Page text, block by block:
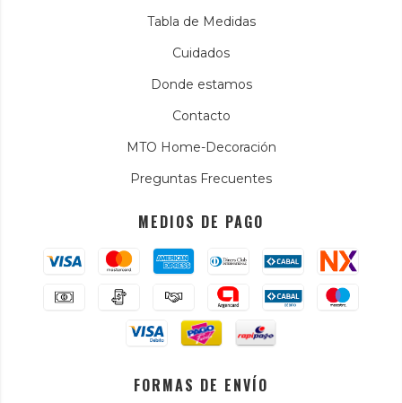
Tabla de Medidas
Cuidados
Donde estamos
Contacto
MTO Home-Decoración
Preguntas Frecuentes
MEDIOS DE PAGO
FORMAS DE ENVÍO